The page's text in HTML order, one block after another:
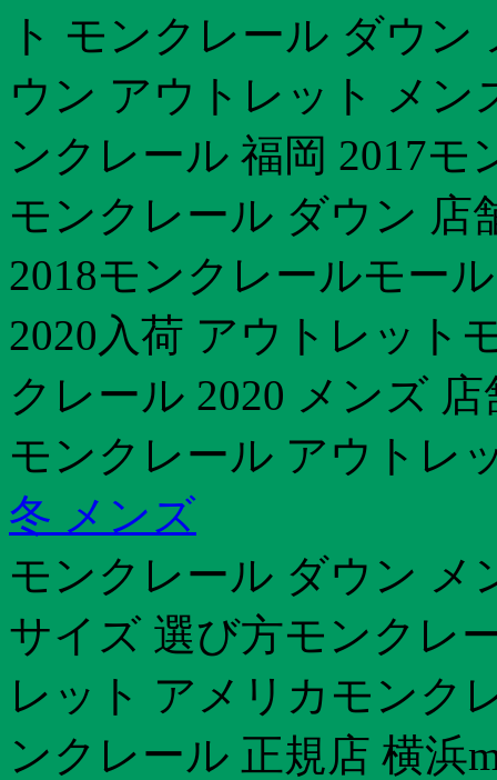
ト モンクレール ダウ
ウン アウトレット メン
ンクレール 福岡 2017
モンクレール ダウン 店
2018モンクレールモー
2020入荷 アウトレット
クレール 2020 メンズ
モンクレール アウトレ
冬 メンズ
モンクレール ダウン メ
サイズ 選び方モンクレ
レット アメリカモンク
ンクレール 正規店 横浜